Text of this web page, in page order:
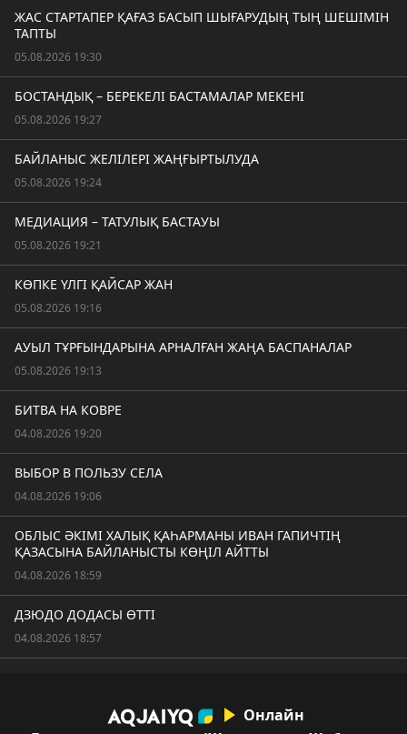
ЖАС СТАРТАПЕР ҚАҒАЗ БАСЫП ШЫҒАРУДЫҢ ТЫҢ ШЕШІМІН
ТАПТЫ
05.08.2026 19:30
БОСТАНДЫҚ – БЕРЕКЕЛІ БАСТАМАЛАР МЕКЕНІ
05.08.2026 19:27
БАЙЛАНЫС ЖЕЛІЛЕРІ ЖАҢҒЫРТЫЛУДА
05.08.2026 19:24
МЕДИАЦИЯ – ТАТУЛЫҚ БАСТАУЫ
05.08.2026 19:21
КӨПКЕ ҮЛГІ ҚАЙСАР ЖАН
05.08.2026 19:16
АУЫЛ ТҰРҒЫНДАРЫНА АРНАЛҒАН ЖАҢА БАСПАНАЛАР
05.08.2026 19:13
БИТВА НА КОВРЕ
04.08.2026 19:20
ВЫБОР В ПОЛЬЗУ СЕЛА
04.08.2026 19:06
ОБЛЫС ӘКІМІ ХАЛЫҚ ҚАҺАРМАНЫ ИВАН ГАПИЧТІҢ
ҚАЗАСЫНА БАЙЛАНЫСТЫ КӨҢІЛ АЙТТЫ
04.08.2026 18:59
ДЗЮДО ДОДАСЫ ӨТТІ
04.08.2026 18:57
Онлайн